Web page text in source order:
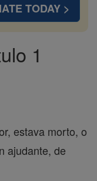
TODAY >
1
estava morto, o
ajudante, de